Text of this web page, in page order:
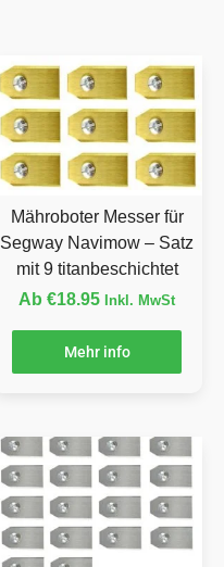
Mähroboter Messer für
Segway Navimow – Satz
mit 9 titanbeschichtet
Ab €18.95 Inkl. MwSt
Mehr info